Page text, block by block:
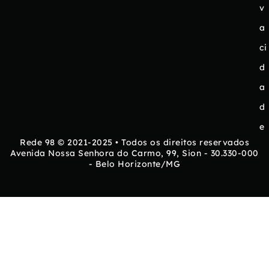
v
a
ci
d
a
d
e
Rede 98 © 2021-2025 • Todos os direitos reservados
Avenida Nossa Senhora do Carmo, 99, Sion - 30.330-000
- Belo Horizonte/MG